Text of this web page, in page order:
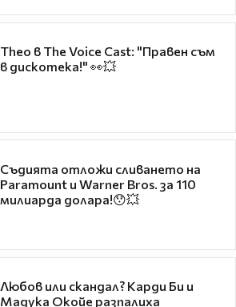
Theo в The Voice Cast: "Правен съм
в дискотека!" 👀💥
Съдията отложи сливането на
Paramount и Warner Bros. за 110
милиарда долара!😯💥
Любов или скандал? Карди Би и
Мадука Окойе разпалиха